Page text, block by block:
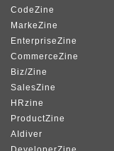
CodeZine
MarkeZine
EnterpriseZine
CommerceZine
Biz/Zine
SalesZine
HRzine
ProductZine
AIdiver